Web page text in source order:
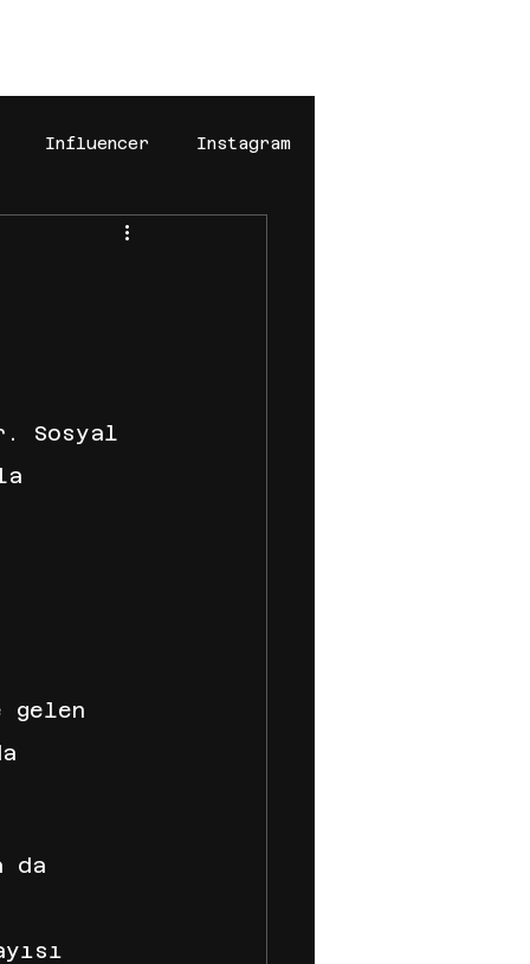
Influencer Instagram
digital marketing
için ajans blog yazıları
Sosyal
gelen
da